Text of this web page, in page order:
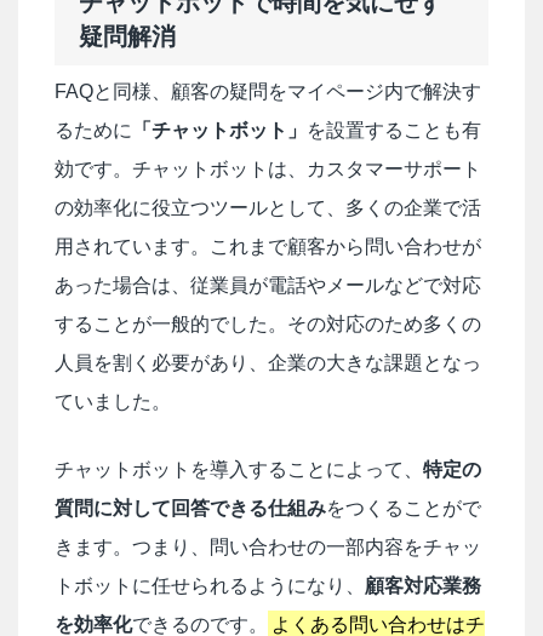
疑問解消
FAQと同様、顧客の疑問をマイページ内で解決す
るために
「チャットボット」 を設置することも有
効です。チャットボットは、カスタマーサポート
の効率化に役立つツールとして、多くの企業で活
用されています。これまで顧客から問い合わせが
あった場合は、従業員が電話やメールなどで対応
することが一般的でした。その対応のため多くの
人員を割く必要があり、企業の大きな課題となっ
ていました。
チャットボットを導入することによって、 特定の
質問に対して回答できる仕組みをつくることがで
きます。つまり、問い合わせの一部内容をチャッ
トボットに任せられるようになり、 顧客対応業務
を効率化できるのです。
よくある問い合わせはチ